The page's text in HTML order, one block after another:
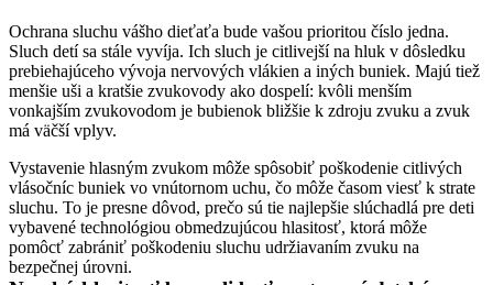
Ochrana sluchu vášho dieťaťa bude vašou prioritou číslo jedna.
Sluch detí sa stále vyvíja. Ich sluch je citlivejší na hluk v dôsledku
prebiehajúceho vývoja nervových vlákien a iných buniek. Majú tiež
menšie uši a kratšie zvukovody ako dospelí: kvôli menším
vonkajším zvukovodom je bubienok bližšie k zdroju zvuku a zvuk
má väčší vplyv.
Vystavenie hlasným zvukom môže spôsobiť poškodenie citlivých
vlásočníc buniek vo vnútornom uchu, čo môže časom viesť k strate
sluchu. To je presne dôvod, prečo sú tie najlepšie slúchadlá pre deti
vybavené technológiou obmedzujúcou hlasitosť, ktorá môže
pomôcť zabrániť poškodeniu sluchu udržiavaním zvuku na
bezpečnej úrovni.